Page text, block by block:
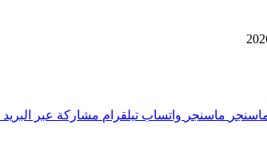
ماسنجر واتساب تيلقرام مشاركة عبر البريد